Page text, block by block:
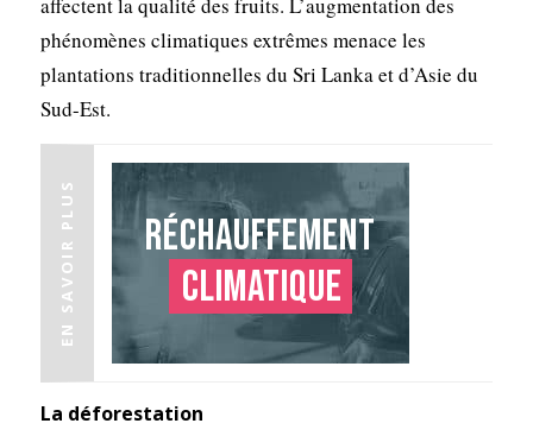
affectent la qualité des fruits. L’augmentation des
phénomènes climatiques extrêmes menace les
plantations traditionnelles du Sri Lanka et d’Asie du
Sud-Est.
EN SAVOIR PLUS
Réchauffement
climatique
La déforestation